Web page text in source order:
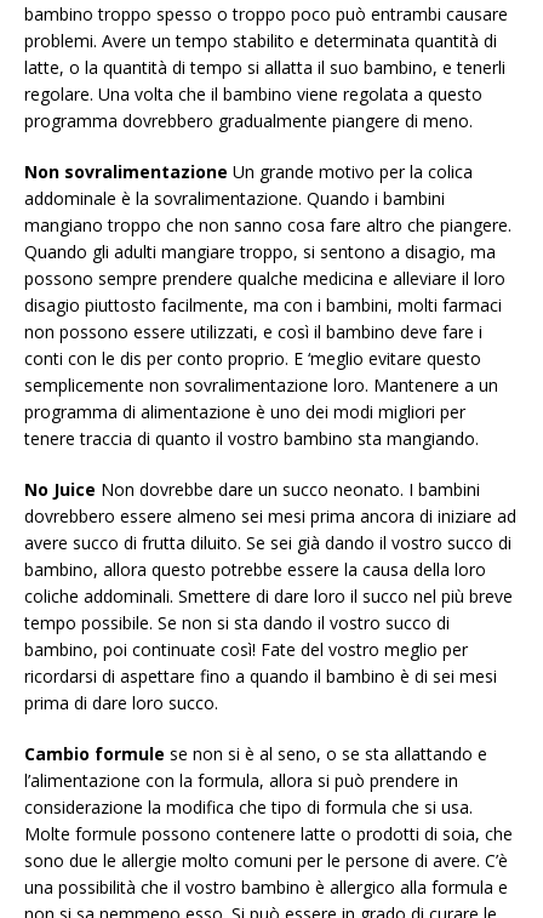
bambino troppo spesso o troppo poco può entrambi causare
problemi. Avere un tempo stabilito e determinata quantità di
latte, o la quantità di tempo si allatta il suo bambino, e tenerli
regolare. Una volta che il bambino viene regolata a questo
programma dovrebbero gradualmente piangere di meno.
Non sovralimentazione Un grande motivo per la colica
addominale è la sovralimentazione. Quando i bambini
mangiano troppo che non sanno cosa fare altro che piangere.
Quando gli adulti mangiare troppo, si sentono a disagio, ma
possono sempre prendere qualche medicina e alleviare il loro
disagio piuttosto facilmente, ma con i bambini, molti farmaci
non possono essere utilizzati, e così il bambino deve fare i
conti con le dis per conto proprio. E ‘meglio evitare questo
semplicemente non sovralimentazione loro. Mantenere a un
programma di alimentazione è uno dei modi migliori per
tenere traccia di quanto il vostro bambino sta mangiando.
No Juice Non dovrebbe dare un succo neonato. I bambini
dovrebbero essere almeno sei mesi prima ancora di iniziare ad
avere succo di frutta diluito. Se sei già dando il vostro succo di
bambino, allora questo potrebbe essere la causa della loro
coliche addominali. Smettere di dare loro il succo nel più breve
tempo possibile. Se non si sta dando il vostro succo di
bambino, poi continuate così! Fate del vostro meglio per
ricordarsi di aspettare fino a quando il bambino è di sei mesi
prima di dare loro succo.
Cambio formule se non si è al seno, o se sta allattando e
l’alimentazione con la formula, allora si può prendere in
considerazione la modifica che tipo di formula che si usa.
Molte formule possono contenere latte o prodotti di soia, che
sono due le allergie molto comuni per le persone di avere. C’è
una possibilità che il vostro bambino è allergico alla formula e